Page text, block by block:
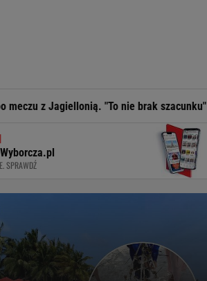
"To nie brak szacunku"
SPRAWDŹ